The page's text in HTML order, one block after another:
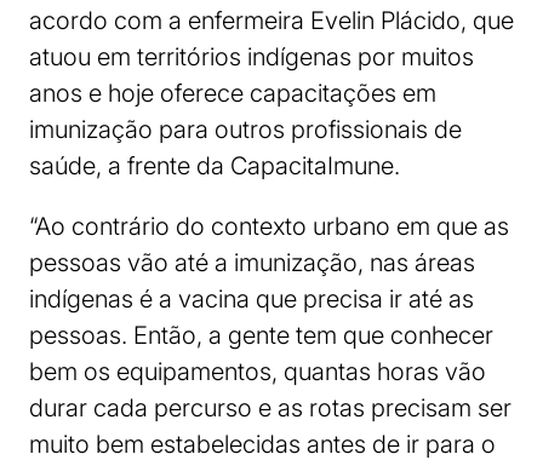
acordo com a enfermeira Evelin Plácido, que
atuou em territórios indígenas por muitos
anos e hoje oferece capacitações em
imunização para outros profissionais de
saúde, a frente da CapacitaImune.
“Ao contrário do contexto urbano em que as
pessoas vão até a imunização, nas áreas
indígenas é a vacina que precisa ir até as
pessoas. Então, a gente tem que conhecer
bem os equipamentos, quantas horas vão
durar cada percurso e as rotas precisam ser
muito bem estabelecidas antes de ir para o